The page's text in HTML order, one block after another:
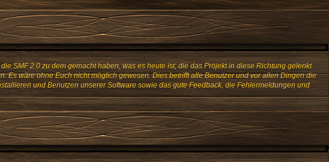
SMF 2.0 zu dem gemacht haben, was es heute ist; die das Projekt in diese Richtung gelenkt
Es wäre ohne Euch nicht möglich gewesen. Dies betrifft alle Benutzer und vor allen Dingen die
und Benutzen unserer Software sowie das gute Feedback, die Fehlermeldungen und